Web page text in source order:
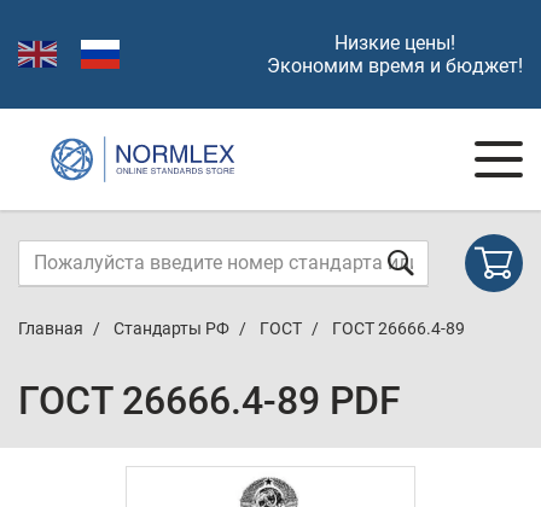
Низкие цены!
Экономим время и бюджет!
Главная Стандарты РФ ГОСТ ГОСТ 26666.4-89
ГОСТ 26666.4-89 PDF